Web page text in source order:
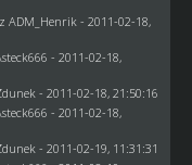
ADM_Henrik - 2011-02-18,
- 2011-02-18,
- 2011-02-18, 21:50:16
- 2011-02-18,
- 2011-02-19, 11:31:31